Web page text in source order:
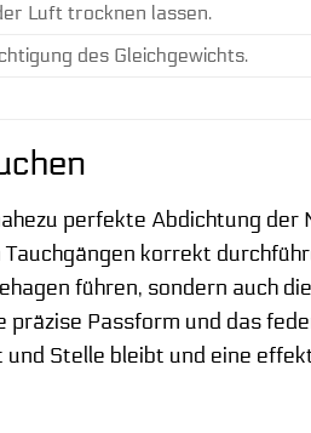
Luft trocknen lassen.
des Gleichgewichts.
perfekte Abdichtung der
korrekt
führen, sondern auch die
Passform und das
Stelle bleibt und eine